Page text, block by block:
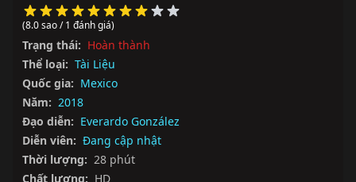
(8.0 sao / 1 đánh giá)
Trạng thái: Hoàn thành
Thể loại: Tài Liệu
Quốc gia: Mexico
Năm: 2018
Đạo diễn: Everardo González
Diễn viên: Đang cập nhật
Thời lượng: 28 phút
Chất lượng: HD